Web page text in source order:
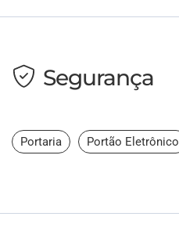
Segurança
Portaria Portão Eletrônico